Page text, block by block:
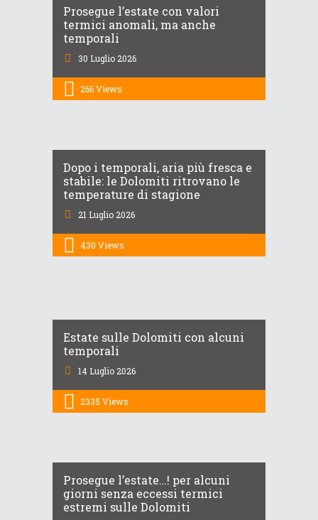
Prosegue l’estate con valori
termici anomali, ma anche
temporali
30 Luglio 2026
266Views
Dopo i temporali, aria più fresca e
stabile: le Dolomiti ritrovano le
temperature di stagione
21 Luglio 2026
430 Views
Estate sulle Dolomiti con alcuni
temporali
14 Luglio 2026
2335 Views
Prosegue l’estate…! per alcuni
giorni senza eccessi termici
estremi sulle Dolomiti